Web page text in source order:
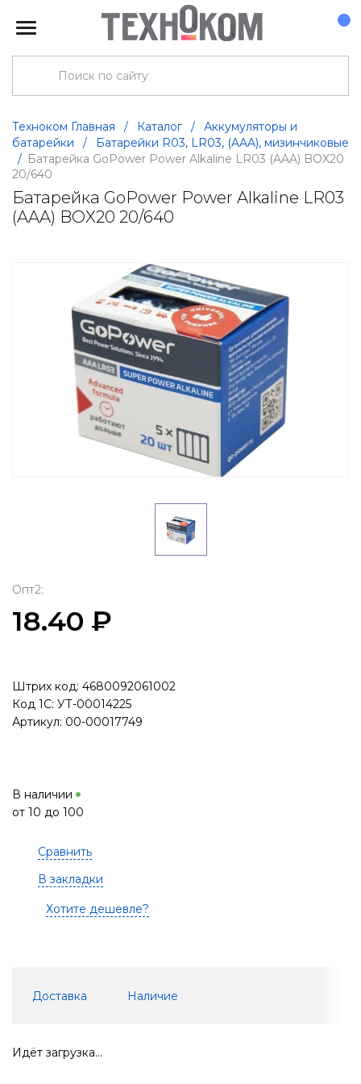
Техноком Главная / Каталог /
Аккумуляторы и
батарейки
/
Батарейки R03, LR03, (AAA), мизинчиковые
/ Батарейка GoPower Power Alkaline LR03 (AAA) BOX20
20/640
Батарейка GoPower Power Alkaline LR03
(AAA) BOX20 20/640
Опт2:
18.40 ₽
Штрих код: 4680092061002
Код 1С: УТ-00014225
Артикул: 00-00017749
В наличии
от 10 до 100
Сравнить
В закладки
Хотите дешевле?
Доставка Наличие
Идёт загрузка...